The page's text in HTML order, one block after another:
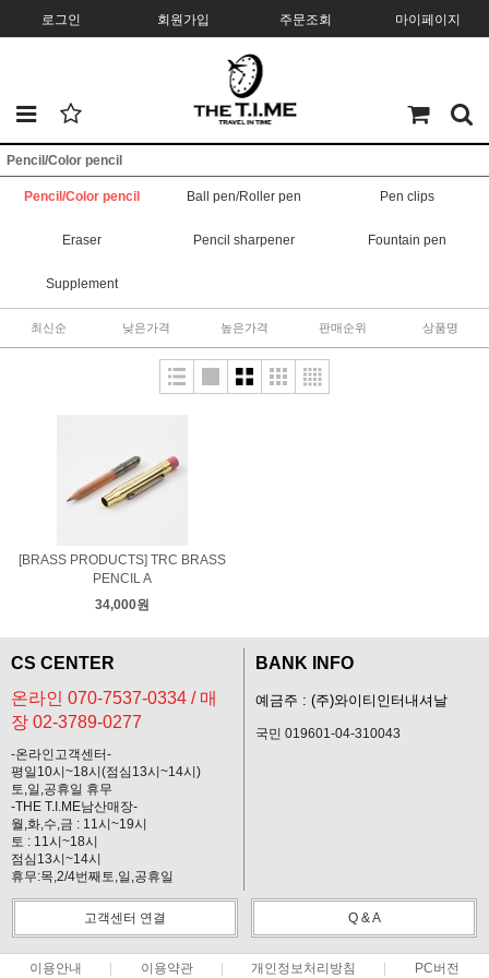
로그인 회원가입 주문조회 마이페이지
Pencil/Color pencil
Pencil/Color pencil Ball pen/Roller pen Pen clips
Eraser Pencil sharpener Fountain pen
Supplement
최신순 낮은가격 높은가격 판매순위 상품명
[BRASS PRODUCTS] TRC BRASS
PENCIL A
34,000원
CS CENTER
온라인 070-7537-0334 / 매
장 02-3789-0277
-온라인고객센터-
평일10시~18시(점심13시~14시)
토,일,공휴일 휴무
-THE T.I.ME남산매장-
월,화,수,금 : 11시~19시
토 : 11시~18시
점심13시~14시
휴무:목,2/4번째토,일,공휴일
BANK INFO
예금주 : (주)와이티인터내셔날
국민 019601-04-310043
고객센터 연결 Q & A
이용안내 이용약관 개인정보처리방침 PC버전